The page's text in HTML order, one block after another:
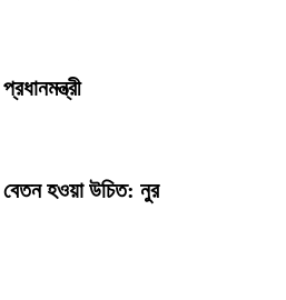
বেতন হওয়া উচিত: নুর